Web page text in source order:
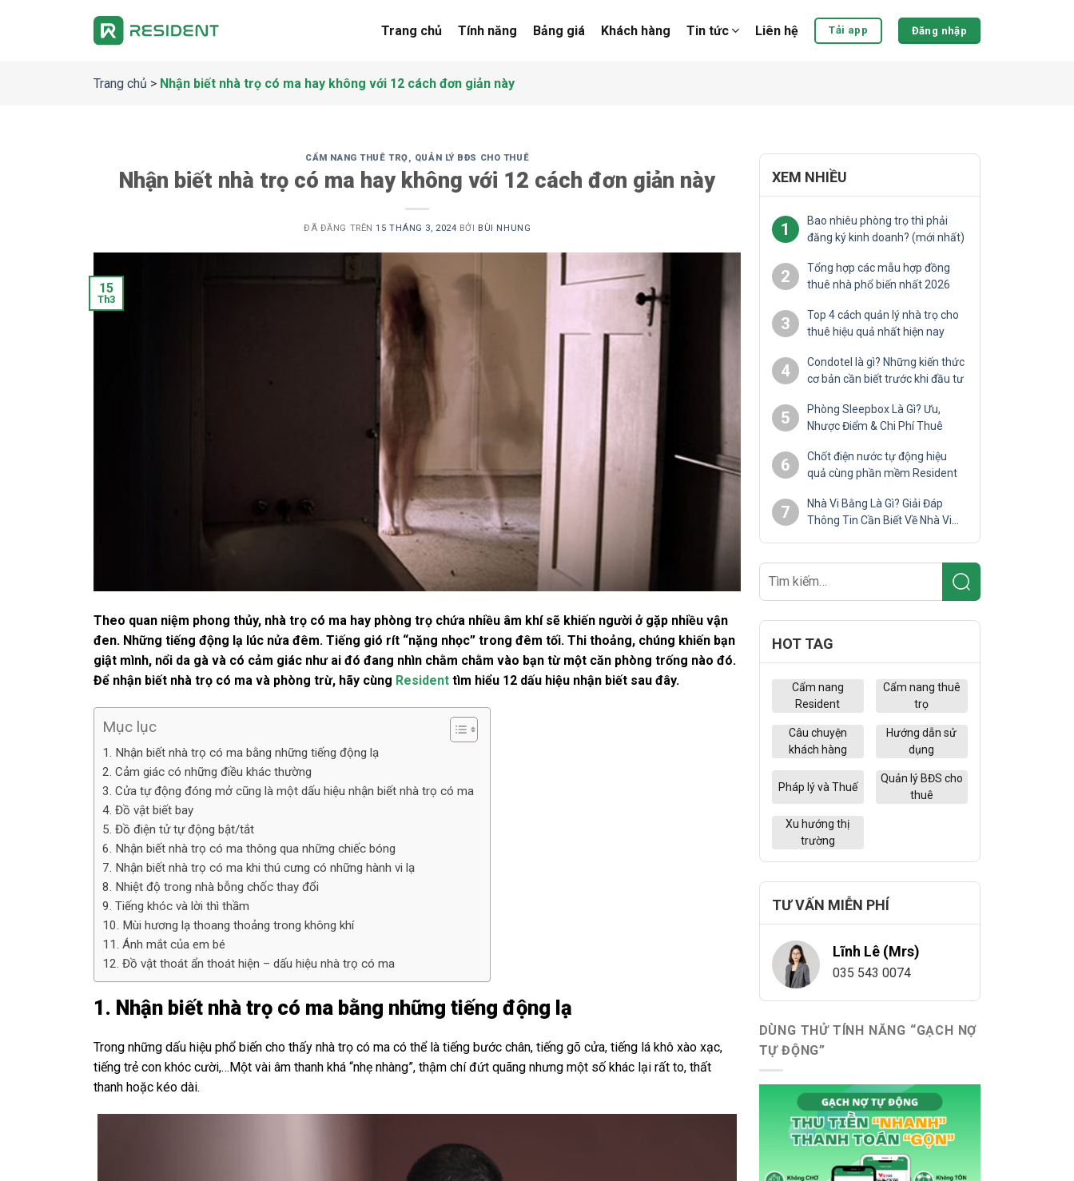
Trang chủ Tính năng Bảng giá Khách hàng Tin tức Liên hệ Tải app Đăng nhập
Trang chủ > Nhận biết nhà trọ có ma hay không với 12 cách đơn giản này
CẨM NANG THUÊ TRỌ, QUẢN LÝ BĐS CHO THUÊ
Nhận biết nhà trọ có ma hay không với 12 cách đơn giản này
ĐÃ ĐĂNG TRÊN15 THÁNG 3, 2024 BỞI BÙI NHUNG
15
Th3
Theo quan niệm phong thủy, nhà trọ có ma hay phòng trọ chứa nhiều âm khí sẽ khiến người ở gặp nhiều vận
đen. Những tiếng động lạ lúc nửa đêm. Tiếng gió rít “nặng nhọc” trong đêm tối. Thi thoảng, chúng khiến bạn
giật mình, nổi da gà và có cảm giác như ai đó đang nhìn chằm chằm vào bạn từ một căn phòng trống nào đó.
Để nhận biết nhà trọ có ma và phòng trừ, hãy cùng Resident tìm hiểu 12 dấu hiệu nhận biết sau đây.
Mục lục
1. Nhận biết nhà trọ có ma bằng những tiếng động lạ
2. Cảm giác có những điều khác thường
3. Cửa tự động đóng mở cũng là một dấu hiệu nhận biết nhà trọ có ma
4. Đồ vật biết bay
5. Đồ điện tử tự động bật/tắt
6. Nhận biết nhà trọ có ma thông qua những chiếc bóng
7. Nhận biết nhà trọ có ma khi thú cưng có những hành vi lạ
8. Nhiệt độ trong nhà bỗng chốc thay đổi
9. Tiếng khóc và lời thì thầm
10. Mùi hương lạ thoang thoảng trong không khí
11. Ánh mắt của em bé
12. Đồ vật thoát ẩn thoát hiện – dấu hiệu nhà trọ có ma
1. Nhận biết nhà trọ có ma bằng những tiếng động lạ
Trong những dấu hiệu phổ biến cho thấy nhà trọ có ma có thể là tiếng bước chân, tiếng gõ cửa, tiếng lá khô xào xạc,
tiếng trẻ con khóc cười,…Một vài âm thanh khá “nhẹ nhàng”, thậm chí đứt quãng nhưng một số khác lại rất to, thất
thanh hoặc kéo dài.
XEM NHIỀU
1
Bao nhiêu phòng trọ thì phải
đăng ký kinh doanh? (mới nhất)
2
Tổng hợp các mẫu hợp đồng
thuê nhà phổ biến nhất 2026
3
Top 4 cách quản lý nhà trọ cho
thuê hiệu quả nhất hiện nay
4
Condotel là gì? Những kiến thức
cơ bản cần biết trước khi đầu tư
5
Phòng Sleepbox Là Gì? Ưu,
Nhược Điểm & Chi Phí Thuê
6
Chốt điện nước tự động hiệu
quả cùng phần mềm Resident
7
Nhà Vi Bằng Là Gì? Giải Đáp
Thông Tin Cần Biết Về Nhà Vi
HOT TAG
Cẩm nang
Resident
Cẩm nang thuê
trọ
Câu chuyện
khách hàng
Hướng dẫn sử
dụng
Pháp lý và Thuế
Quản lý BĐS cho
thuê
Xu hướng thị
trường
TƯ VẤN MIỄN PHÍ
Lĩnh Lê (Mrs)
035 543 0074
DÙNG THỬ TÍNH NĂNG “GẠCH NỢ
TỰ ĐỘNG”